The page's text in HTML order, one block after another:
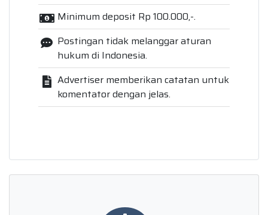
Minimum deposit Rp 100.000,-.
Postingan tidak melanggar aturan
hukum di Indonesia.
Advertiser memberikan catatan untuk
komentator dengan jelas.